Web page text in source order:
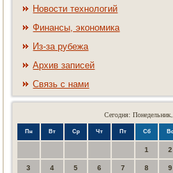
Новости технологий
Финансы, экономика
Из-за рубежа
Архив записей
Связь с нами
Сегодня:
Пн Вт Ср Чт Пт Сб Вс
1 2
3 4 5 6 7 8 9